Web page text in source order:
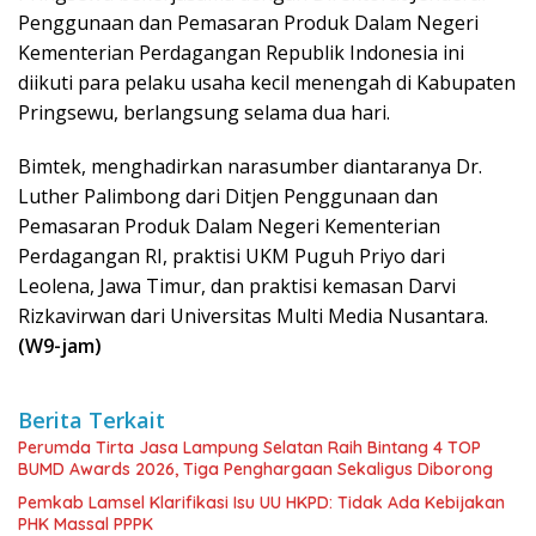
Penggunaan dan Pemasaran Produk Dalam Negeri
Kementerian Perdagangan Republik Indonesia ini
diikuti para pelaku usaha kecil menengah di Kabupaten
Pringsewu, berlangsung selama dua hari.
Bimtek, menghadirkan narasumber diantaranya Dr.
Luther Palimbong dari Ditjen Penggunaan dan
Pemasaran Produk Dalam Negeri Kementerian
Perdagangan RI, praktisi UKM Puguh Priyo dari
Leolena, Jawa Timur, dan praktisi kemasan Darvi
Rizkavirwan dari Universitas Multi Media Nusantara.
(W9-jam)
Berita Terkait
Perumda Tirta Jasa Lampung Selatan Raih Bintang 4 TOP
BUMD Awards 2026, Tiga Penghargaan Sekaligus Diborong
Pemkab Lamsel Klarifikasi Isu UU HKPD: Tidak Ada Kebijakan
PHK Massal PPPK